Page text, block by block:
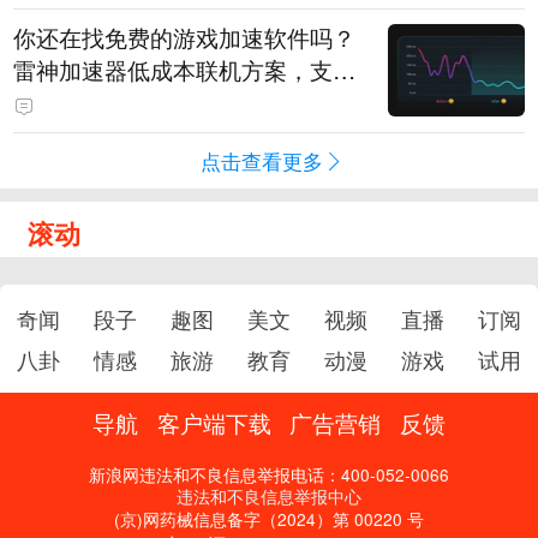
你还在找免费的游戏加速软件吗？
雷神加速器低成本联机方案，支持
免费试用
点击查看更多
滚动
奇闻 段子 趣图 美文 视频 直播
订阅
八卦
情感 旅游 教育 动漫 游戏 试用
导航 客户端下载 广告营销 反馈
新浪网违法和不良信息举报电话：400-052-0066
违法和不良信息举报中心
(京)网药械信息备字（2024）第 00220 号